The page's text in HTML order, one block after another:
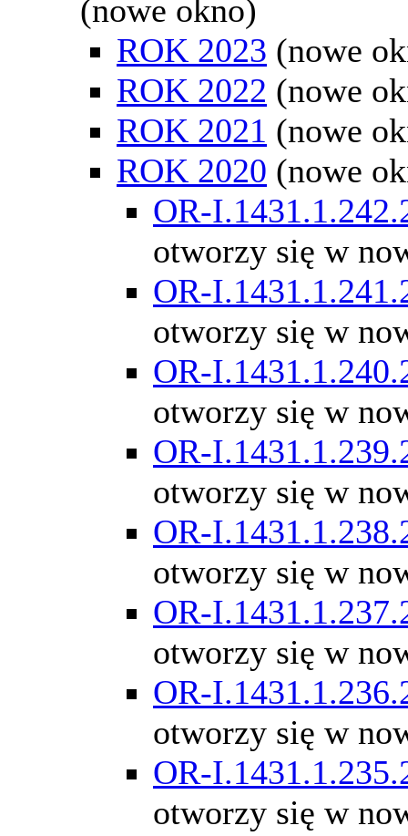
(nowe okno)
ROK 2023 (nowe
ROK 2022 (nowe
ROK 2021 (nowe
ROK 2020 (nowe
OR-
otworzy się w
OR-
otworzy się w
OR-
otworzy się w
OR-
otworzy się w
OR-
otworzy się w
OR-
otworzy się w
OR-
otworzy się w
OR-
otworzy się w